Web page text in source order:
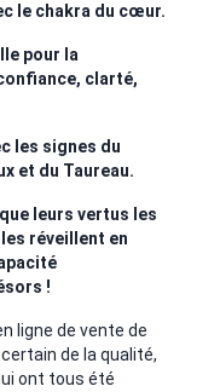
le chakra du cœur.
pour la
clarté,
les signes du
et du Taureau.
leurs vertus les
réveillent en
!
ligne de vente de
de la qualité,
ont tous été